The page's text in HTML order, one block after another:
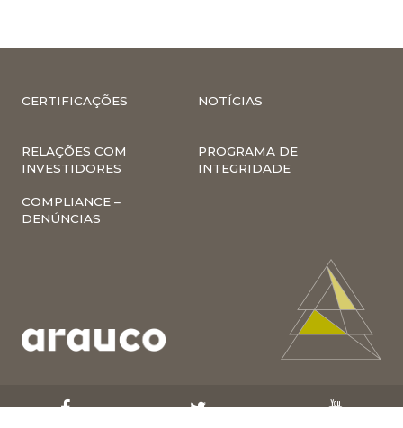
CERTIFICAÇÕES NOTÍCIAS
RELAÇÕES COM
INVESTIDORES
PROGRAMA DE
INTEGRIDADE
COMPLIANCE –
DENÚNCIAS